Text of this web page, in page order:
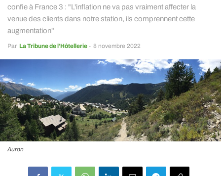
confie à France 3 : "L'inflation ne va pas vraiment affecter la
venue des clients dans notre station, ils comprennent cette
augmentation"
Par La Tribune de l’Hôtellerie - 8 novembre 2022
Auron